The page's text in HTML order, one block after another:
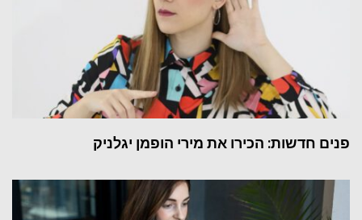
פנים חדשות: הכירו את מירי הופמן יגלניק